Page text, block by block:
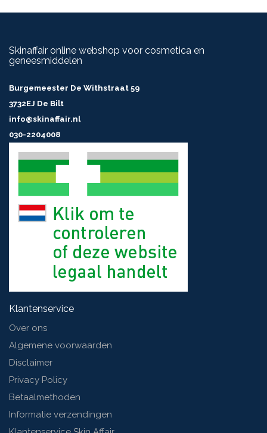
Skinaffair online webshop voor cosmetica en
geneesmiddelen
Burgemeester De Withstraat 59
3732EJ De Bilt
info@skinaffair.nl
030-2204008
Klantenservice
Over ons
Algemene voorwaarden
Disclaimer
Privacy Policy
Betaalmethoden
Informatie verzendingen